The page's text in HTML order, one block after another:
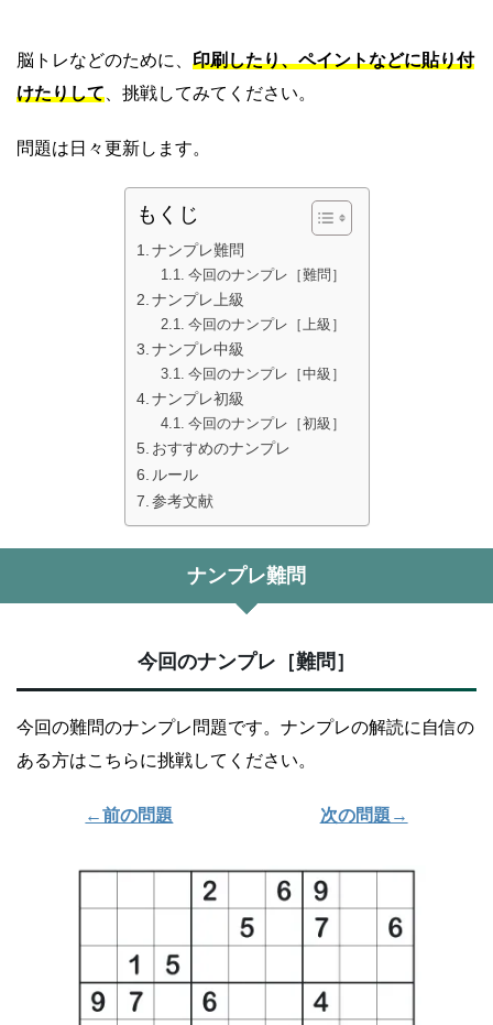
脳トレなどのために、 印刷したり、ペイントなどに貼り付
けたりして 、挑戦してみてください。
問題は日々更新します。
もくじ
ナンプレ難問
今回のナンプレ［難問］
ナンプレ上級
今回のナンプレ［上級］
ナンプレ中級
今回のナンプレ［中級］
ナンプレ初級
今回のナンプレ［初級］
おすすめのナンプレ
ルール
参考文献
ナンプレ難問
今回のナンプレ［難問］
今回の難問のナンプレ問題です。ナンプレの解読に自信の
ある方はこちらに挑戦してください。
←前の問題 次の問題→